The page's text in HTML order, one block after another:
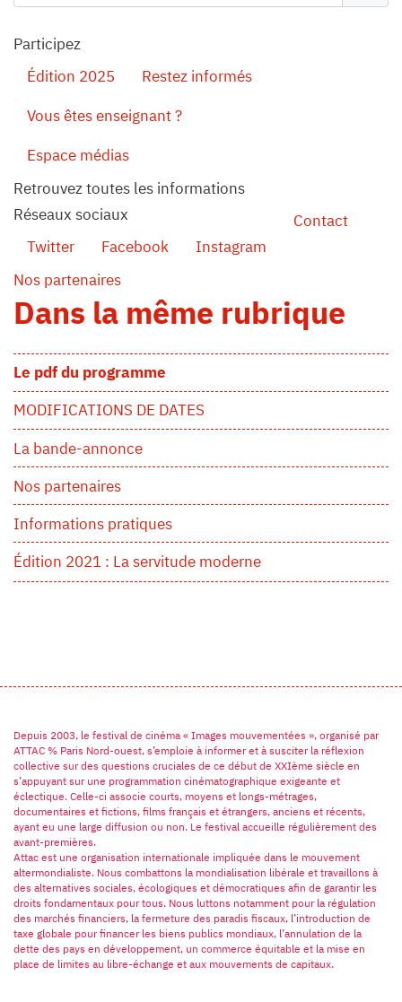
Participez
Édition 2025
Restez informés
Vous êtes enseignant ?
Espace médias
Retrouvez toutes les informations
Réseaux sociaux
Twitter
Facebook Instagram
Contact
Nos partenaires
Dans la même rubrique
Le pdf du programme
MODIFICATIONS DE DATES
La bande-annonce
Nos partenaires
Informations pratiques
Édition 2021 : La servitude moderne
Depuis 2003, le festival de cinéma « Images mouvementées », organisé par
ATTAC % Paris Nord-ouest, s’emploie à informer et à susciter la réflexion
collective sur des questions cruciales de ce début de XXIème siècle en
s’appuyant sur une programmation cinématographique exigeante et
éclectique. Celle-ci associe courts, moyens et longs-métrages,
documentaires et fictions, films français et étrangers, anciens et récents,
ayant eu une large diffusion ou non. Le festival accueille régulièrement des
avant-premières.
Attac est une organisation internationale impliquée dans le mouvement
altermondialiste. Nous combattons la mondialisation libérale et travaillons à
des alternatives sociales, écologiques et démocratiques afin de garantir les
droits fondamentaux pour tous. Nous luttons notamment pour la régulation
des marchés financiers, la fermeture des paradis fiscaux, l’introduction de
taxe globale pour financer les biens publics mondiaux, l’annulation de la
dette des pays en développement, un commerce équitable et la mise en
place de limites au libre-échange et aux mouvements de capitaux.